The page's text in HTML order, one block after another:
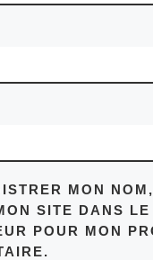
MON
SITE DANS LE
POUR MON